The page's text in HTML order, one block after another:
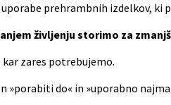
prehrambnih izdelkov, ki
življenju storimo za
zares potrebujemo.
do« in »uporabno